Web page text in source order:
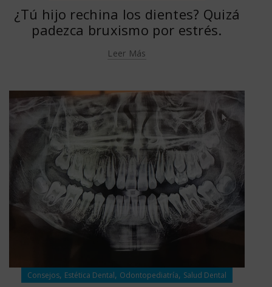
¿Tú hijo rechina los dientes? Quizá
padezca bruxismo por estrés.
Leer Más
Consejos, Estética Dental, Odontopediatría, Salud Dental